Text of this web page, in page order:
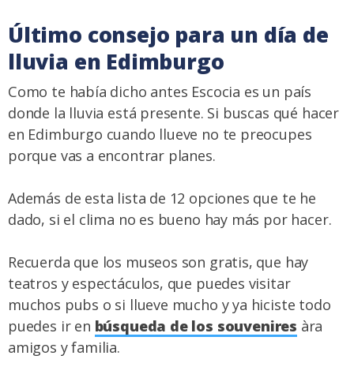
Último consejo para un día de
lluvia en Edimburgo
Como te había dicho antes Escocia es un país
donde la lluvia está presente. Si buscas qué hacer
en Edimburgo cuando llueve no te preocupes
porque vas a encontrar planes.
Además de esta lista de 12 opciones que te he
dado, si el clima no es bueno hay más por hacer.
Recuerda que los museos son gratis, que hay
teatros y espectáculos, que puedes visitar
muchos pubs o si llueve mucho y ya hiciste todo
puedes ir en búsqueda de los souvenires àra
amigos y familia.